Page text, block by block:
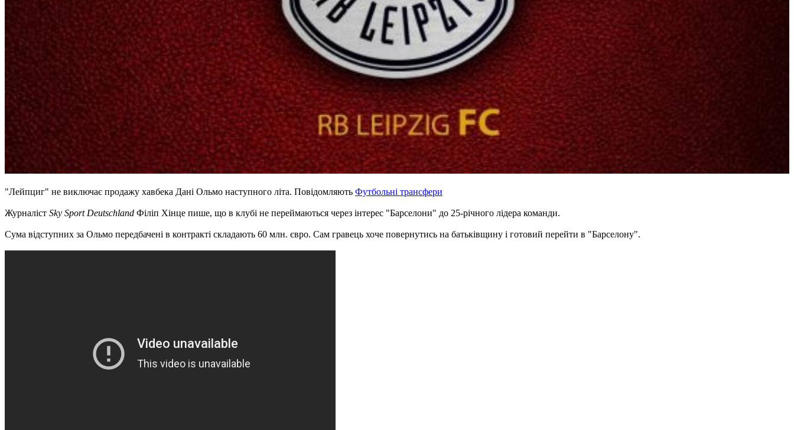
"Лейпциг" не виключає продажу хавбека Дані Ольмо наступного літа. Повідомляють Футбольні трансфери
Журналіст Sky Sport Deutschland Філіп Хінце пише, що в клубі не переймаються через інтерес "Барселони" до 25-річного лідера команди.
Сума відступних за Ольмо передбачені в контракті складають 60 млн. євро. Сам гравець хоче повернутись на батьківщину і готовий перейти в "Барселону".